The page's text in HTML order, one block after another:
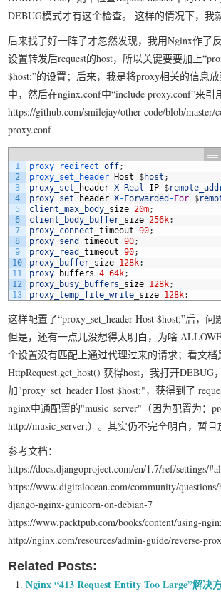
我要笑遍世界
DEBUG模式才有这个检查。 这样的情况下，我
后来找了好一阵子才忽然发现，我用Nginx作了
设置转发后request的host，所以关键要要加上
$host;”的设置；后来，我是将proxy相关的信息
中，然后在nginx.conf中“include proxy.conf”来引
https://github.com/smilejay/other-code/blob/master/
proxy.conf
1
2
3
4
5
6
7
8
9
10
11
12
13
proxy_redirect off;
proxy_set_header Host $host ;
proxy_set
header X-Real -IP $
proxy_set
header X-Forwarded -For $
client_max_body size 20m;
client_body_buffer size 256k;
proxy_connect _timeout 90;
proxy_send
_timeout 90;
proxy_read
_timeout 90;
proxy_buffer size 128k;
proxy
buffers 4 64k;
proxy_busy_buffers
size 128k;
proxy_temp_file_write size 128k;
这样配置了“proxy_set_header Host $host;”后，问
但是，还有一点儿没想得太明白，为啥
个设置没有匹配上通过代理过来的请求；看文档
HttpRequest.get_host() 获得host，我打开DEBUG
加"proxy_set_header Host $host;"，获得到了
nginx中通配置的"music_server"（因为配置为：
http://music_server;）。其实仍不完全明白，暂且
参考文档：
https://docs.djangoproject.com/en/1.7/ref/settings/
https://www.digitalocean.com/community/questions/
django-nginx-gunicorn-on-debian-7
https://www.packtpub.com/books/content/using-
http://nginx.com/resources/admin-guide/reverse-
Related Posts:
Nginx “413 Request Entity Too Large”解决